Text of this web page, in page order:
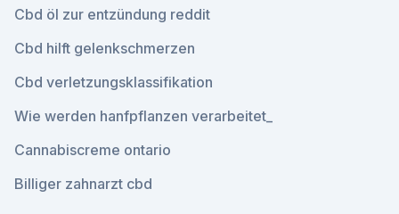
Cbd öl zur entzündung reddit
Cbd hilft gelenkschmerzen
Cbd verletzungsklassifikation
Wie werden hanfpflanzen verarbeitet_
Cannabiscreme ontario
Billiger zahnarzt cbd